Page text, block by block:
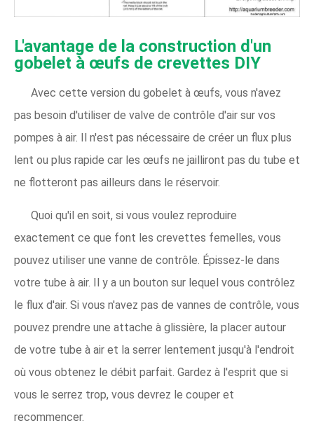
L'avantage de la construction d'un
gobelet à œufs de crevettes DIY
Avec cette version du gobelet à œufs, vous n'avez
pas besoin d'utiliser de valve de contrôle d'air sur vos
pompes à air. Il n'est pas nécessaire de créer un flux plus
lent ou plus rapide car les œufs ne jailliront pas du tube et
ne flotteront pas ailleurs dans le réservoir.
Quoi qu'il en soit, si vous voulez reproduire
exactement ce que font les crevettes femelles, vous
pouvez utiliser une vanne de contrôle. Épissez-le dans
votre tube à air. Il y a un bouton sur lequel vous contrôlez
le flux d'air. Si vous n'avez pas de vannes de contrôle, vous
pouvez prendre une attache à glissière, la placer autour
de votre tube à air et la serrer lentement jusqu'à l'endroit
où vous obtenez le débit parfait. Gardez à l'esprit que si
vous le serrez trop, vous devrez le couper et
recommencer.